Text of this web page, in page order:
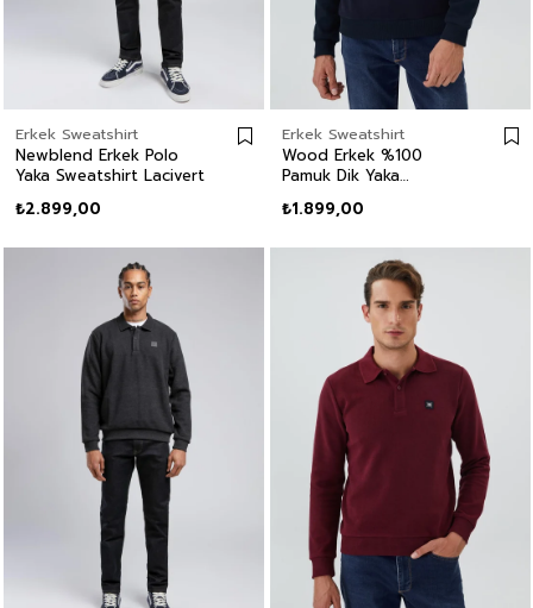
Erkek Sweatshirt
Newblend Erkek Polo
Yaka Sweatshirt Lacivert
₺2.899,00
Erkek Sweatshirt
Wood Erkek %100
Pamuk Dik Yaka
₺1.899,00